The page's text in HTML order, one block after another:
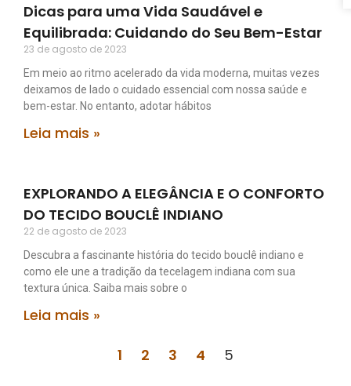
Dicas para uma Vida Saudável e
Equilibrada: Cuidando do Seu Bem-Estar
23 de agosto de 2023
Em meio ao ritmo acelerado da vida moderna, muitas vezes
deixamos de lado o cuidado essencial com nossa saúde e
bem-estar. No entanto, adotar hábitos
Leia mais »
EXPLORANDO A ELEGÂNCIA E O CONFORTO
DO TECIDO BOUCLÊ INDIANO
22 de agosto de 2023
Descubra a fascinante história do tecido bouclê indiano e
como ele une a tradição da tecelagem indiana com sua
textura única. Saiba mais sobre o
Leia mais »
1 2 3 4 5